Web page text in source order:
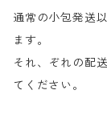
通常の小包発送
ます。
それ、ぞれの配
てください。